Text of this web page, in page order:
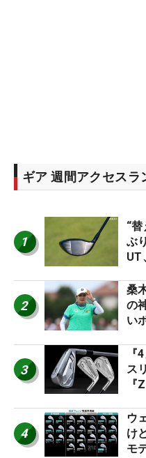
ギア 週間アクセスラ
1
“
ぶ
UT
2
桑
の
い
3
『
ス
4
ウ
け
モ